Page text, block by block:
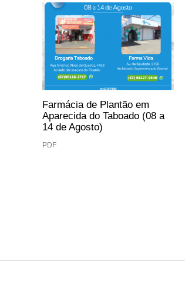
Farmácia de Plantão em
Aparecida do Taboado (08 a
14 de Agosto)
PDF